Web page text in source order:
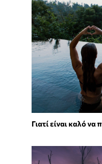
Γιατί είναι καλό να